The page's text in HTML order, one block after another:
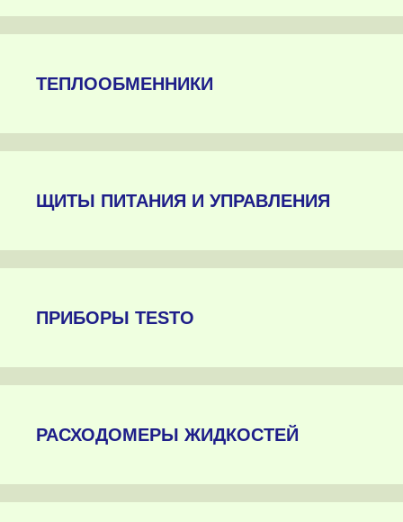
ТЕПЛООБМЕННИКИ
ЩИТЫ ПИТАНИЯ И УПРАВЛЕНИЯ
ПРИБОРЫ TESTO
РАСХОДОМЕРЫ ЖИДКОСТЕЙ